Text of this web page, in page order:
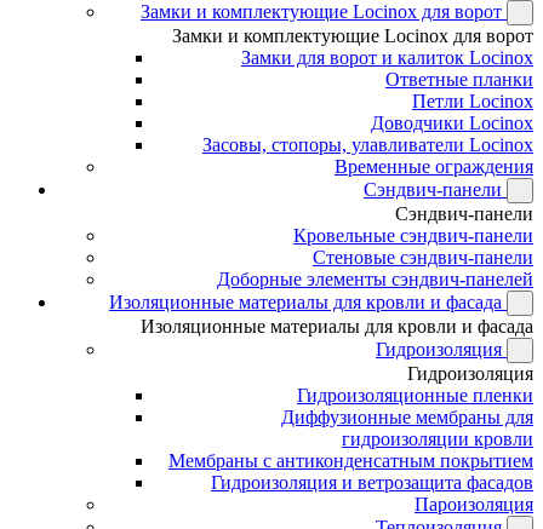
Замки и комплектующие Locinox для ворот
Замки и комплектующие Locinox для ворот
Замки для ворот и калиток Locinox
Ответные планки
Петли Locinox
Доводчики Locinox
Засовы, стопоры, улавливатели Locinox
Временные ограждения
Сэндвич-панели
Сэндвич-панели
Кровельные сэндвич-панели
Стеновые сэндвич-панели
Доборные элементы сэндвич-панелей
Изоляционные материалы для кровли и фасада
Изоляционные материалы для кровли и фасада
Гидроизоляция
Гидроизоляция
Гидроизоляционные пленки
Диффузионные мембраны для
гидроизоляции кровли
Мембраны с антиконденсатным покрытием
Гидроизоляция и ветрозащита фасадов
Пароизоляция